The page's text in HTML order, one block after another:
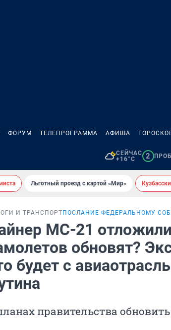
ФОРУМ ТЕЛЕПРОГРАММА АФИША
СЕЙЧАС
+16°C
2
Льготный проезд с картой «Мир»
И ТРАНСПОРТ ПОСЛАНИЕ ФЕДЕРАЛЬНОМУ
MC-21
обновят?
будет с
правительства